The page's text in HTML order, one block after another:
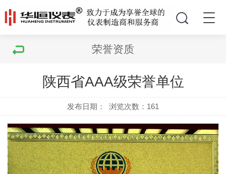
荣誉资质
陕西省AAA级荣誉单位
发布日期： 浏览次数： 161